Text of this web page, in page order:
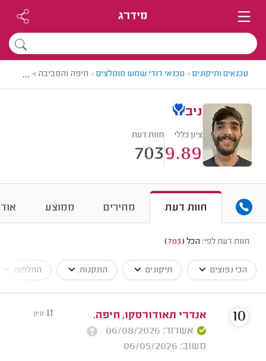
מידרג
טכנאים ותיקונים> טכנאי דודי שמש מומלצים> חיפה והסביבה > טכנאי
...
ניב
ציון כללי
9.89
חוות דעת
703
חוות דעת מחירים ממוצע
חוות דעת לפי: הכל (
703
)
הכי נפוצים תיקונים התקנות החלפות
מיון
אנדרי תאודורסקו, חיפה.
אשרור: 06/08/2026
משוב: 06/05/2026
10